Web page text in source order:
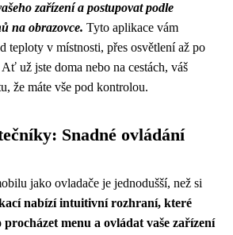
zařízení a postupovat podle
na obrazovce. Tyto aplikace vám
teploty v místnosti, přes osvětlení až po
už jste doma nebo na cestách, váš
že máte vše pod kontrolou.
Snadné ovládání
jako ovladače je jednodušší, než si
nabízí intuitivní rozhraní, které
menu a ovládat vaše zařízení